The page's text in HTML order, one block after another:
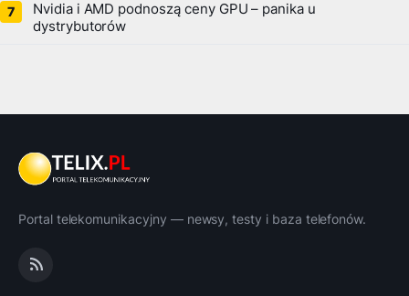
Nvidia i AMD podnoszą ceny GPU – panika u
dystrybutorów
Portal telekomunikacyjny — newsy, testy i baza telefonów.